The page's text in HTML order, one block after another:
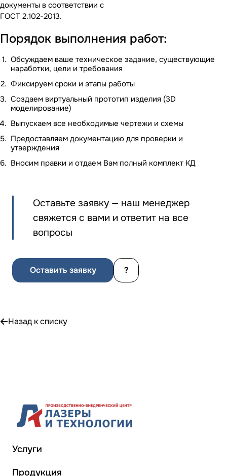
документы в соответствии с
ГОСТ 2.102-2013.
Порядок выполнения работ:
Обсуждаем ваше техническое задание, существующие
наработки, цели и требования
Фиксируем сроки и этапы работы
Создаем виртуальный прототип изделия (3D
моделирование)
Выпускаем все необходимые чертежи и схемы
Предоставляем документацию для проверки и
утверждения
Вносим правки и отдаем Вам полный комплект КД
Оставьте заявку — наш менеджер
свяжется с вами и ответит на все
вопросы
Оставить заявку ?
Назад к списку
Услуги
Продукция